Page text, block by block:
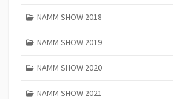
NAMM SHOW 2018
NAMM SHOW 2019
NAMM SHOW 2020
NAMM SHOW 2021